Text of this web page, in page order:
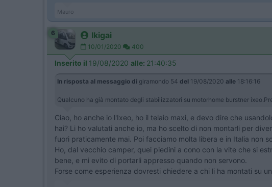
Mauro
6 Ikigai
10/01/2020 400
Inserito il 19/08/2020 alle: 21:40:35
In risposta al messaggio di giramondo 54 del 19/08/2020 alle 18:16:16
Qualcuno ha già montato degli stabilizzatori su motorhome burstner
Ciao, ho anche io l'Ixeo, ho il telaio maxi, e devo dire che
hai? Li ho valutati anche io, ma ho scelto di non montarli per
fuori praticamente mai. Poi facciamo molta libera e in Italia non
Ho, dal vecchio camper, quei piedini a cono con la vite che si
bene, e mi evito di portarli appresso quando non servono.
Forse come esperienza dovresti chiedere a chi li ha montati su